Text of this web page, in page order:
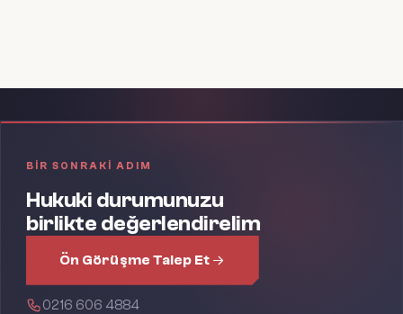
BIR SONRAKI ADIM
Hukuki durumunuzu
birlikte değerlendirelim
Ön Görüşme Talep Et
0216 606 4884